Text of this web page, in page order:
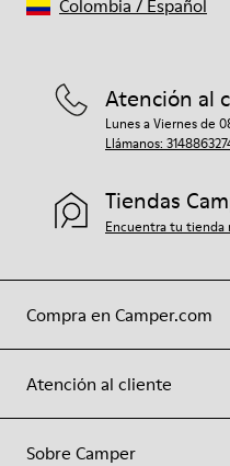
Compra en Camper.com
Atención al cliente
Sobre Camper
Atención al
Lunes a Viernes de
Llámanos:
Tiendas
Encuentra tu tienda
Colombia / Español